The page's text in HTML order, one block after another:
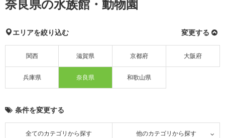
奈良県の水族館・動物園
エリアを絞り込む 変更する
関西 滋賀県 京都府 大阪府
兵庫県 奈良県 和歌山県
条件を変更する
全てのカテゴリから探す 他のカテゴリから探す